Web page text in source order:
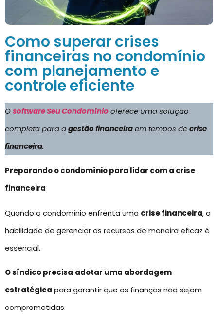
Como superar crises
financeiras no condomínio
com planejamento e
controle eficiente
Osoftware Seu Condomínio oferece uma solução
completa para agestão financeiraem tempos decrise
financeira.
Preparando o condomínio para lidar com a crise
financeira
Quando o condomínio enfrenta uma crise financeira, a
habilidade de gerenciar os recursos de maneira eficaz é
essencial.
O síndico precisa adotar uma abordagem
estratégica para garantir que as finanças não sejam
comprometidas.